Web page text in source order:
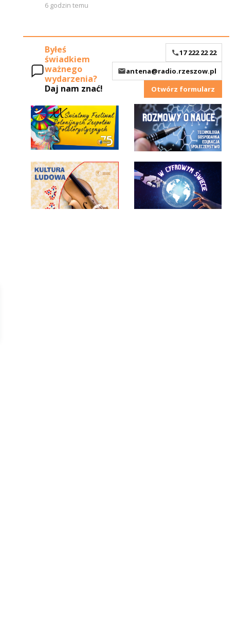
6 godzin temu
Byłeś
świadkiem
ważnego
wydarzenia?
Daj nam znać!
17 222 22 22
antena@radio.rzeszow.pl
Otwórz formularz